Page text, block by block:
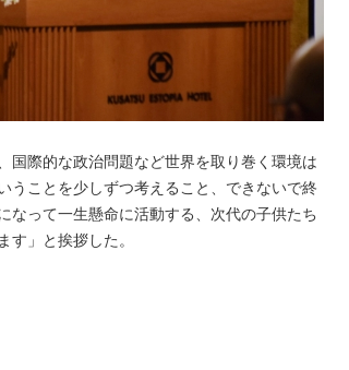
国際的な政治問題など世界を取り巻く環境は
うことを少しずつ考えること、できないで終
なって一生懸命に活動する、次代の子供たち
」と挨拶した。